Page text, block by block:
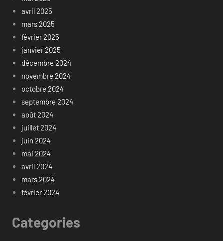
avril 2025
mars 2025
février 2025
janvier 2025
décembre 2024
novembre 2024
octobre 2024
septembre 2024
août 2024
juillet 2024
juin 2024
mai 2024
avril 2024
mars 2024
février 2024
Categories